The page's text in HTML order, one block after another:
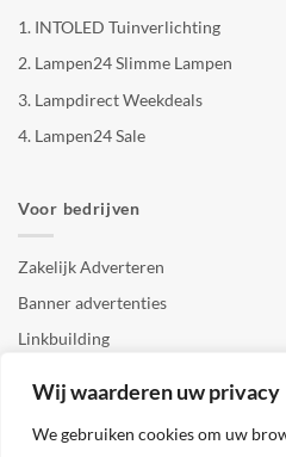
Wij waarderen uw privacy
We gebruiken cookies om uw
1. INTOLED Tuinverlichting
2. Lampen24 Slimme Lampen
3. Lampdirect Weekdeals
4. Lampen24 Sale
Voor bedrijven
Zakelijk Adverteren
Banner advertenties
Linkbuilding